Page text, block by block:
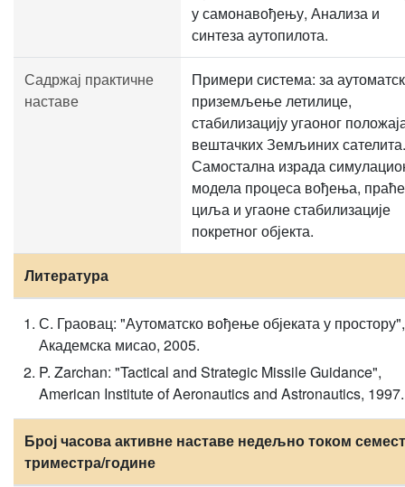
у самонавођењу, Анализа и
синтеза аутопилота.
Садржај практичне
наставе
Примери система: за
приземљење летилице,
стабилизацију угаоног
вештачких Земљиних сателита.
Самостална израда
модела процеса вођења,
циља и угаоне стабилизације
покретног објекта.
Литература
С. Граовац: "Аутоматско вођење објеката у простору",
Академска мисао, 2005.
P. Zarchan: "Tactical and Strategic Missile Guidance",
American Institute of Aeronautics and Astronautics, 1997.
Број часова активне наставе недељно током
триместра/године